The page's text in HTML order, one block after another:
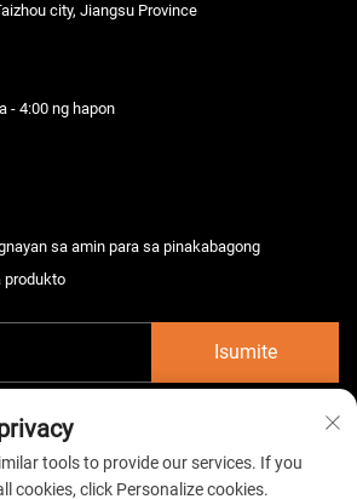
city, Jiangsu Province
- 4:00 ng hapon
sa amin para sa pinakabagong
produkto
Isumite
tools to provide our services. If you
cookies, click Personalize cookies.